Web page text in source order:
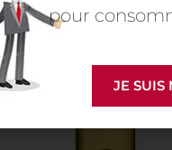
Personnaliser
pour
JE SUIS